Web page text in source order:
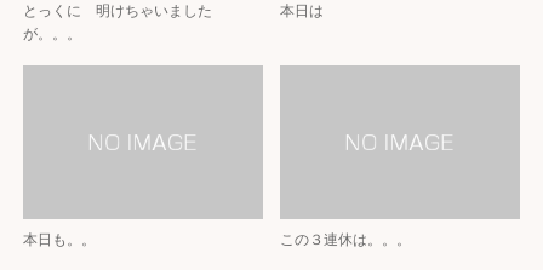
とっくに 明けちゃいました
が。。。
本日は
本日も。。 この３連休は。。。